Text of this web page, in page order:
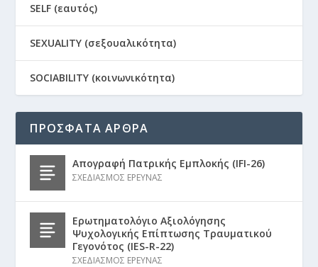
SELF (εαυτός)
SEXUALITY (σεξουαλικότητα)
SOCIABILITY (κοινωνικότητα)
ΠΡΟΣΦΑΤΑ ΑΡΘΡΑ
Απογραφή Πατρικής Εμπλοκής (IFI-26)
ΣΧΕΔΙΑΣΜΟΣ ΕΡΕΥΝΑΣ
Ερωτηματολόγιο Αξιολόγησης
Ψυχολογικής Επίπτωσης Τραυματικού
Γεγονότος (IES-R-22)
ΣΧΕΔΙΑΣΜΟΣ ΕΡΕΥΝΑΣ